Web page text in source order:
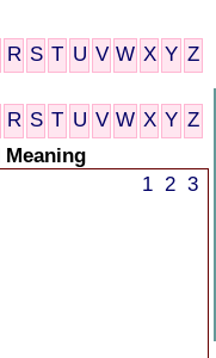
R S T U V W X Y Z
R S T U V W X Y Z
1 2 3